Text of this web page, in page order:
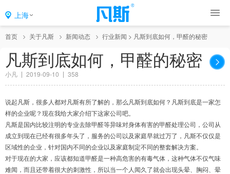
上海
首页 关于凡斯 新闻动态 行业新闻 > 凡斯到底如何，甲醛的秘密
凡斯到底如何，甲醛的秘密
小凡 2019-09-10 358
说起凡斯，很多人都对凡斯有所了解的，那么凡斯到底如何？凡斯到底是一家怎
样的企业呢？现在我给大家介绍下这家公司吧。
凡斯是国内比较注明的专业去除甲醛等异味对身体有害的甲醛处理公司，公司从
成立到现在已经有很多年头了，服务的公司以及家庭早就过万了，凡斯不仅仅是
区域性的企业，针对国内不同的企业以及家庭制定不同的整套解决方案。
对于现在的大家，应该都知道甲醛是一种高危害的有毒气体，这种气体不仅气味
难闻，而且还带着很大的刺激性，所以当一个人闻久了就会出现头晕、胸闷、晕